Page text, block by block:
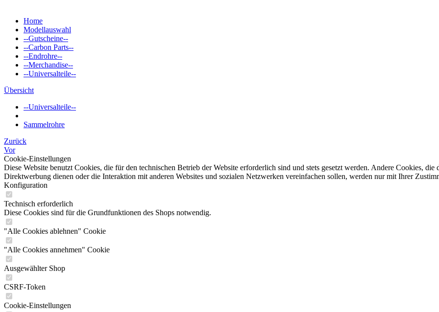
Home
Modellauswahl
--Gutscheine--
--Carbon Parts--
--Endrohre--
--Merchandise--
--Universalteile--
Übersicht
--Universalteile--
Sammelrohre
Zurück
Vor
Cookie-Einstellungen
Diese Website benutzt Cookies, die für den technischen Betrieb der Website erforderlich sind und stets gesetzt werden. Andere Cookies,
Direktwerbung dienen oder die Interaktion mit anderen Websites und sozialen Netzwerken vereinfachen sollen, werden nur mit Ihrer
Konfiguration
Technisch erforderlich
Diese Cookies sind für die Grundfunktionen des Shops notwendig.
"Alle Cookies ablehnen" Cookie
"Alle Cookies annehmen" Cookie
Ausgewählter Shop
CSRF-Token
Cookie-Einstellungen